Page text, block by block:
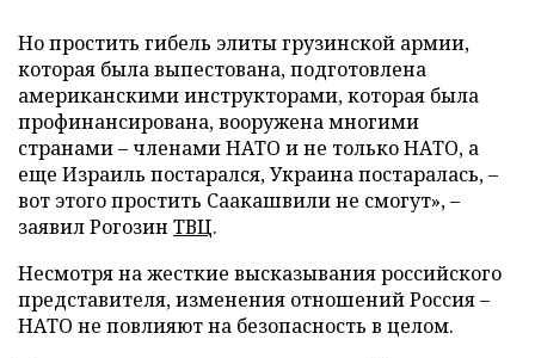
Но простить гибель элиты грузинской армии,
которая была выпестована, подготовлена
американскими инструкторами, которая была
профинансирована, вооружена многими
странами – членами НАТО и не только НАТО, а
еще Израиль постарался, Украина постаралась, –
вот этого простить Саакашвили не смогут», –
заявил Рогозин ТВЦ.
Несмотря на жесткие высказывания российского
представителя, изменения отношений Россия –
НАТО не повлияют на безопасность в целом.